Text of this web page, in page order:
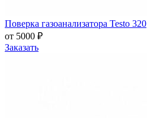
Поверка газоанализатора Testo 320
от 5000 ₽
Заказать